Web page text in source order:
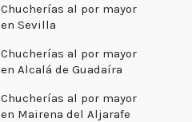
Chucherías al por mayor
en Sevilla
Chucherías al por mayor
en Alcalá de Guadaíra
Chucherías al por mayor
en Mairena del Aljarafe